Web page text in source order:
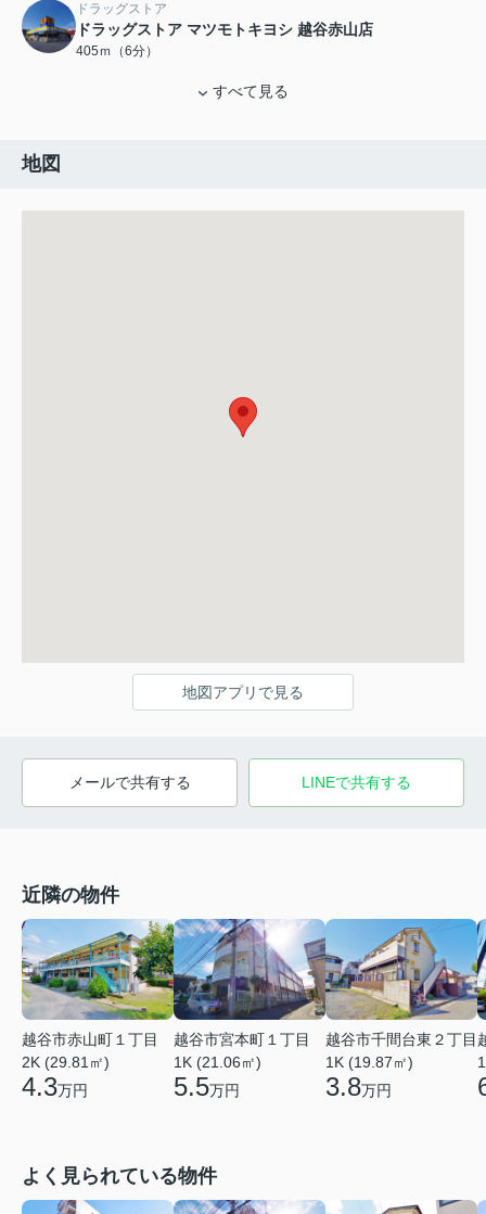
ドラッグストア
ドラッグストア マツモトキヨシ 越谷赤山店
405ｍ（6分）
すべて見る
地図
地図アプリで見る
メールで共有する LINEで共有する
近隣の物件
越谷市赤山町１丁目
2K (29.81㎡)
4.3万円
越谷市宮本町１丁目
1K (21.06㎡)
5.5万円
越谷市千間台東２丁目
1K (19.87㎡)
3.8万円
よく見られている物件